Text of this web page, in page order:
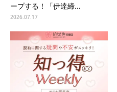
ープする！「伊達締...
2026.07.17